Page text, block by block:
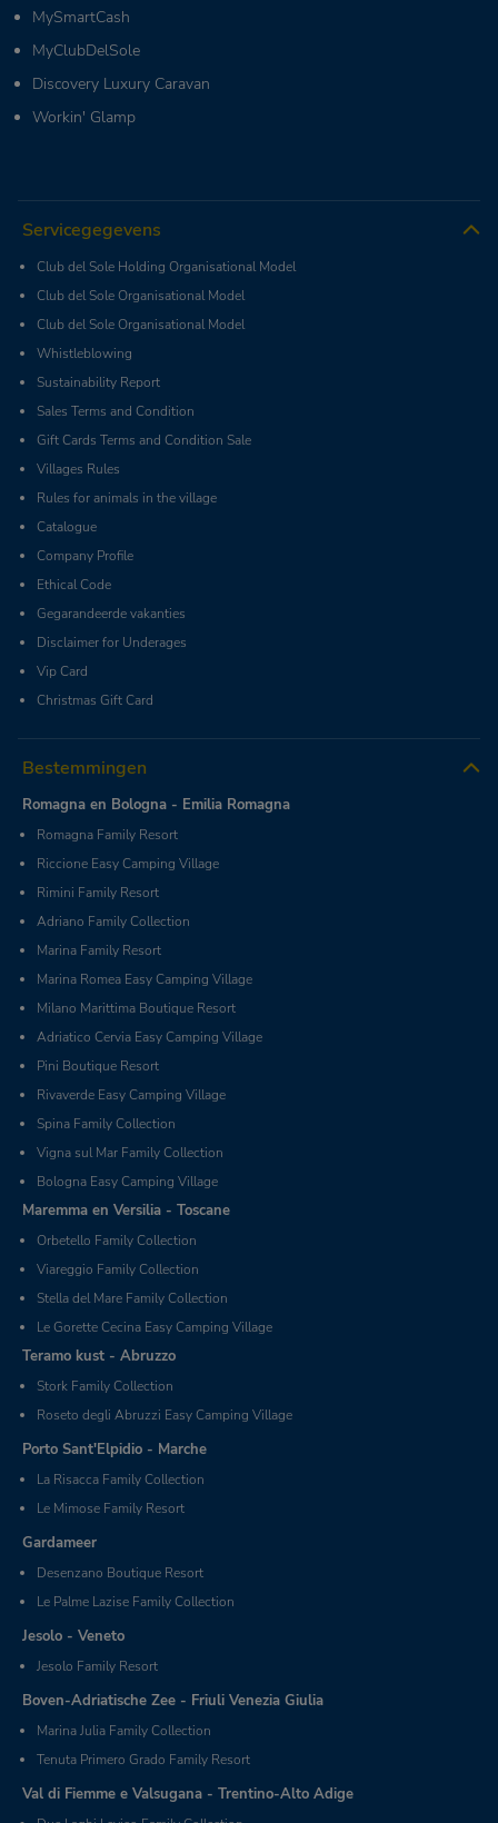
MySmartCash
MyClubDelSole
Discovery Luxury Caravan
Workin' Glamp
Servicegegevens
Club del Sole Holding Organisational Model
Club del Sole Organisational Model
Club del Sole Organisational Model
Whistleblowing
Sustainability Report
Sales Terms and Condition
Gift Cards Terms and Condition Sale
Villages Rules
Rules for animals in the village
Catalogue
Company Profile
Ethical Code
Gegarandeerde vakanties
Disclaimer for Underages
Vip Card
Christmas Gift Card
Bestemmingen
Romagna en Bologna - Emilia Romagna
Romagna Family Resort
Riccione Easy Camping Village
Rimini Family Resort
Adriano Family Collection
Marina Family Resort
Marina Romea Easy Camping Village
Milano Marittima Boutique Resort
Adriatico Cervia Easy Camping Village
Pini Boutique Resort
Rivaverde Easy Camping Village
Spina Family Collection
Vigna sul Mar Family Collection
Bologna Easy Camping Village
Maremma en Versilia - Toscane
Orbetello Family Collection
Viareggio Family Collection
Stella del Mare Family Collection
Le Gorette Cecina Easy Camping Village
Teramo kust - Abruzzo
Stork Family Collection
Roseto degli Abruzzi Easy Camping Village
Porto Sant'Elpidio - Marche
La Risacca Family Collection
Le Mimose Family Resort
Gardameer
Desenzano Boutique Resort
Le Palme Lazise Family Collection
Jesolo - Veneto
Jesolo Family Resort
Boven-Adriatische Zee - Friuli Venezia Giulia
Marina Julia Family Collection
Tenuta Primero Grado Family Resort
Val di Fiemme e Valsugana - Trentino-Alto Adige